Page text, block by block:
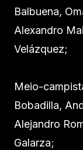
Balbuena,
Alexandro
Velázquez;
Meio-
Bobadilla,
Alejandro
Galarza;